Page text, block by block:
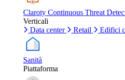
Claroty Continuous Threat
Verticali
Data center
Retail Edifici
Sanità
Piattaforma